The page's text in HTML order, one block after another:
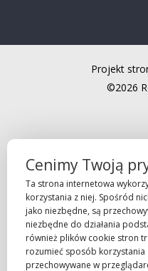
Projekt
©2026
Cenimy Twoją
Ta strona internetowa
korzystania z niej. Spośród
jako niezbędne, są
niezbędne do działania
również plików cookie stron
rozumieć sposób
przechowywane w